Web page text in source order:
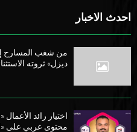
احدث الاخبار
من شغب المسارح
ديزل» ثروته
محتوى عربي على